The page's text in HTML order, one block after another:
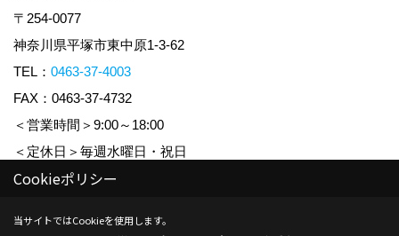
〒254-0077
神奈川県平塚市東中原1-3-62
TEL： 0463-37-4003
FAX：0463-37-4732
＜営業時間＞9:00～18:00
＜定休日＞毎週水曜日・祝日
Copyright (c) KUDO KOUMUTEN CO.,LTD. All Rights Reserved.
Cookieポリシー
当サイトではCookieを使用します。